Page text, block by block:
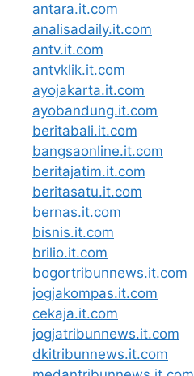
antara.it.com
analisadaily.it.com
antv.it.com
antvklik.it.com
ayojakarta.it.com
ayobandung.it.com
beritabali.it.com
bangsaonline.it.com
beritajatim.it.com
beritasatu.it.com
bernas.it.com
bisnis.it.com
brilio.it.com
bogortribunnews.it.com
jogjakompas.it.com
cekaja.it.com
jogjatribunnews.it.com
dkitribunnews.it.com